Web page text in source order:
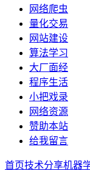
网络爬虫
量化交易
网站建设
算法学习
大厂面经
程序生活
小把戏录
网络资源
赞助本站
给我留言
首页技术分享机器